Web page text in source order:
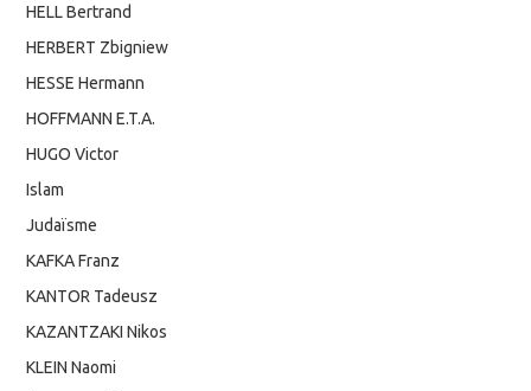
HELL Bertrand
HERBERT Zbigniew
HESSE Hermann
HOFFMANN E.T.A.
HUGO Victor
Islam
Judaïsme
KAFKA Franz
KANTOR Tadeusz
KAZANTZAKI Nikos
KLEIN Naomi